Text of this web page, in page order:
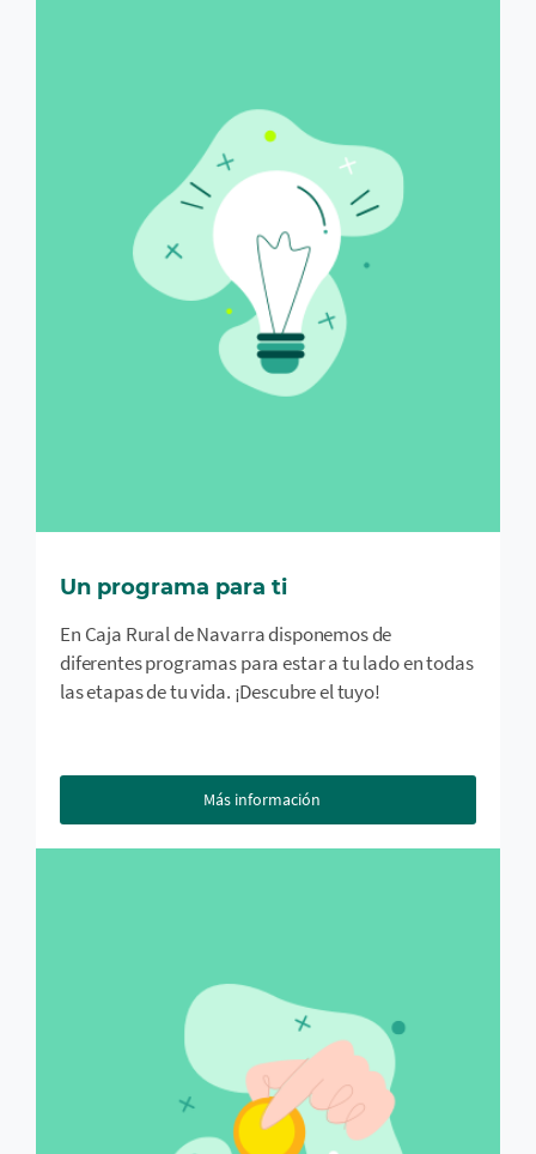
Un programa para ti
En Caja Rural de Navarra disponemos de
diferentes programas para estar a tu lado en todas
las etapas de tu vida. ¡Descubre el tuyo!
Más información